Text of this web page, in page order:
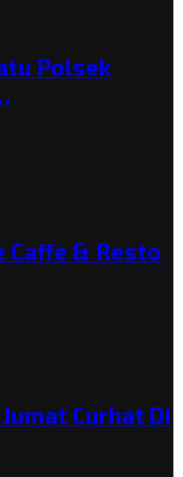
Polsek
Caffe & Resto
Curhat Di